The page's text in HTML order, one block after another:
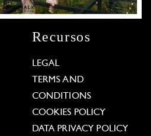
Recursos
LEGAL
TERMS AND
CONDITIONS
COOKIES POLICY
DATA PRIVACY POLICY